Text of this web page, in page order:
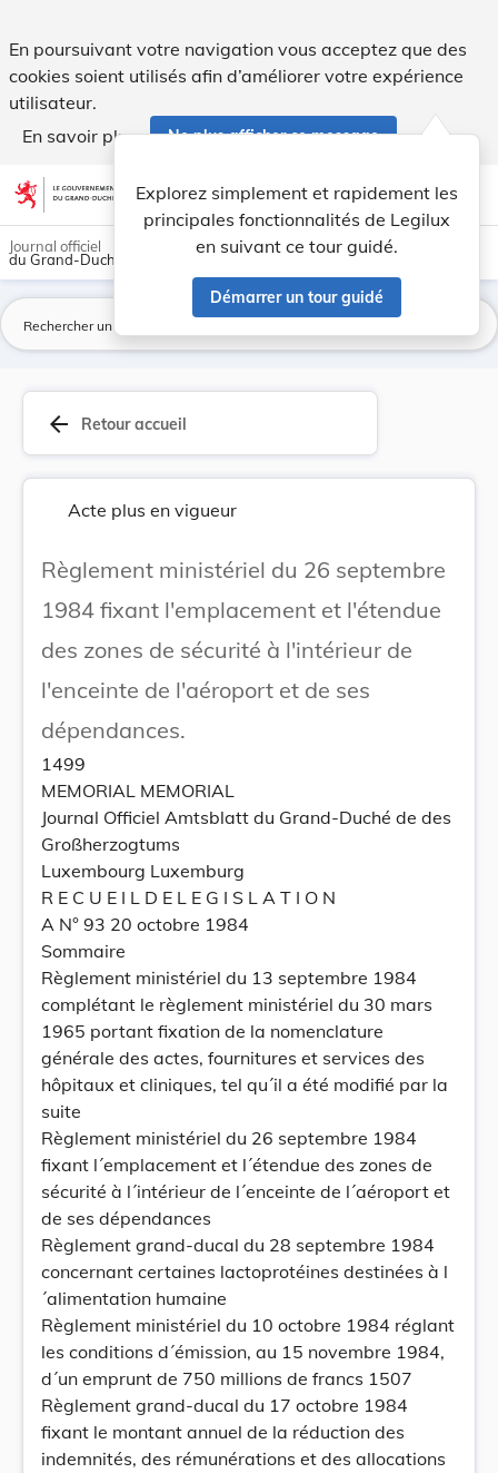
En poursuivant votre navigation vous acceptez que des
cookies soient utilisés afin d’améliorer votre expérience
utilisateur.
En savoir plus
Ne plus afficher ce message
Aller au contenu account_circle help Aide
Explorez simplement et rapidement les
principales fonctionnalités de Legilux
en suivant ce tour guidé.
Démarrer un tour guidé
light_mode dark_mode
Journal officiel
du Grand-Duché de Luxembourg
arrow_back Retour accueil
Acte plus en vigueur
Règlement ministériel du 26 septembre
1984 fixant l'emplacement et l'étendue
des zones de sécurité à l'intérieur de
l'enceinte de l'aéroport et de ses
dépendances.
1499
MEMORIAL MEMORIAL
Journal Officiel Amtsblatt du Grand-Duché de des
Großherzogtums
Luxembourg Luxemburg
R E C U E I L D E L E G I S L A T I O N
A N° 93 20 octobre 1984
Sommaire
Règlement ministériel du 13 septembre 1984
complétant le règlement ministériel du 30 mars
1965 portant fixation de la nomenclature
générale des actes, fournitures et services des
hôpitaux et cliniques, tel qu´il a été modifié par la
suite
Règlement ministériel du 26 septembre 1984
fixant l´emplacement et l´étendue des zones de
sécurité à l´intérieur de l´enceinte de l´aéroport et
de ses dépendances
Règlement grand-ducal du 28 septembre 1984
concernant certaines lactoprotéines destinées à l
´alimentation humaine
Règlement ministériel du 10 octobre 1984 réglant
les conditions d´émission, au 15 novembre 1984,
d´un emprunt de 750 millions de francs 1507
Règlement grand-ducal du 17 octobre 1984
fixant le montant annuel de la réduction des
indemnités, des rémunérations et des allocations